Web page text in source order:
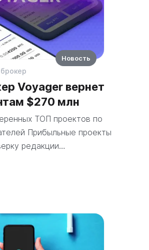
брокер
Voyager вернет
$270 млн
ТОП проектов по
Прибыльные проекты
редакции…
Новость